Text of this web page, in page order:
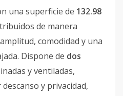
una superficie de 132.98
de manera
comodidad y una
Dispone de dos
y ventiladas,
y privacidad,